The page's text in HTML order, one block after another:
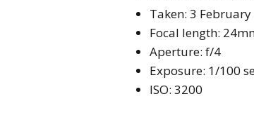
Taken: 3 February
Focal length:
Aperture: f/4
Exposure: 1/100
ISO: 3200